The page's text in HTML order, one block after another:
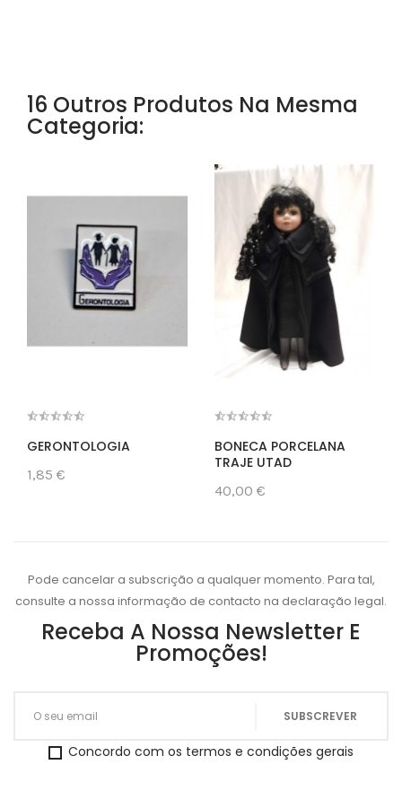
16 Outros Produtos Na Mesma
Categoria:
GERONTOLOGIA
1,85 €
BONECA PORCELANA
TRAJE UTAD
40,00 €
Pode cancelar a subscrição a qualquer momento. Para tal,
consulte a nossa informação de contacto na declaração legal.
Receba A Nossa Newsletter E
Promoções!
Concordo com os termos e condições gerais